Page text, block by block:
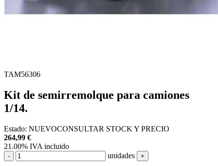
TAM56306
Kit de semirremolque para camiones
1/14.
Estado: NUEVOCONSULTAR STOCK Y PRECIO
264,99 €
21.00% IVA incluido
- unidades +